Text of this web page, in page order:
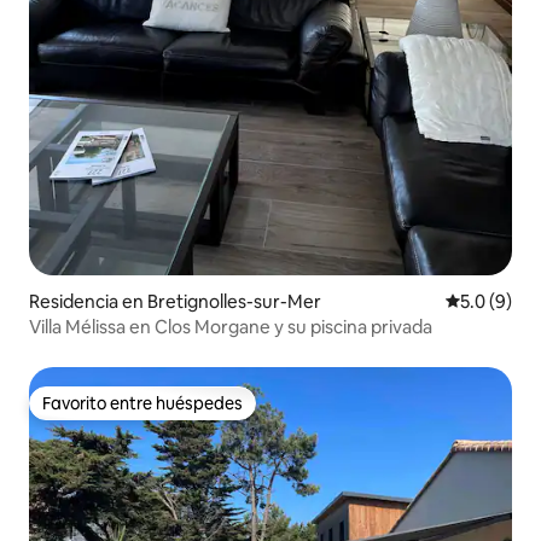
Residencia en Bretignolles-sur-Mer
5.0 (9)
Villa Mélissa en Clos Morgane y su piscina privada
Favorito entre huéspedes
Favorito entre huéspedes